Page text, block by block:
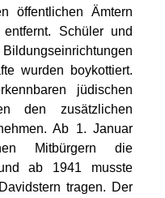
öffentlichen Ämtern
Schüler und
wurden boykottiert.
jüdischen
den zusätzlichen
Ab 1. Januar
Mitbürgern die
ab 1941 musste
tragen. Der